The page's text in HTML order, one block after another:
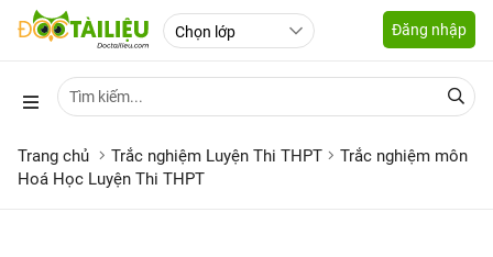
Đăng nhập
Trang chủ Trắc nghiệm Luyện Thi THPT
Trắc nghiệm môn
Hoá Học Luyện Thi THPT